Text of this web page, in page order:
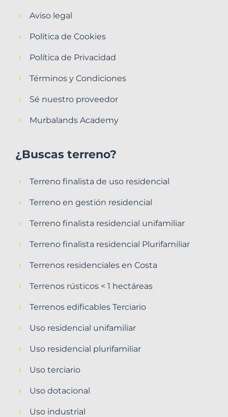
Aviso legal
Política de Cookies
Política de Privacidad
Términos y Condiciones
Sé nuestro proveedor
Murbalands Academy
¿Buscas terreno?
Terreno finalista de uso residencial
Terreno en gestión residencial
Terreno finalista residencial unifamiliar
Terreno finalista residencial Plurifamiliar
Terrenos residenciales en Costa
Terrenos rústicos < 1 hectáreas
Terrenos edificables Terciario
Uso residencial unifamiliar
Uso residencial plurifamiliar
Uso terciario
Uso dotacional
Uso industrial